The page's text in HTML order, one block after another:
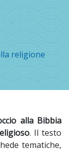
religione
alla Bibbia
. Il testo
tematiche,